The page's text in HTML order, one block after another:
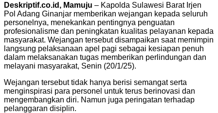
Deskriptif.co.id, Mamuju – Kapolda Sulawesi Barat Irjen
Pol Adang Ginanjar memberikan wejangan kepada seluruh
personelnya, menekankan pentingnya penguatan
profesionalisme dan peningkatan kualitas pelayanan kepada
masyarakat. Wejangan tersebut disampaikan saat memimpin
langsung pelaksanaan apel pagi sebagai kesiapan penuh
dalam melaksanakan tugas memberikan perlindungan dan
melayani masyarakat, Senin (20/1/25).
Wejangan tersebut tidak hanya berisi semangat serta
menginspirasi para personel untuk terus berinovasi dan
mengembangkan diri. Namun juga peringatan terhadap
pelanggaran disiplin.